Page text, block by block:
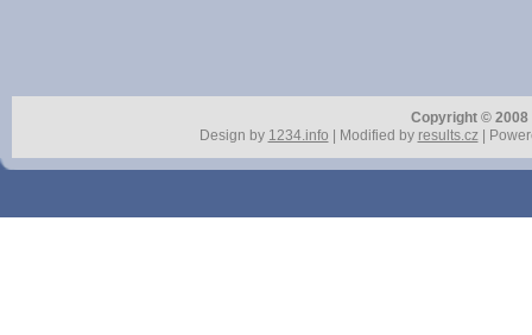
Copyright ©
Design by 1234.info | Modified by results.cz|